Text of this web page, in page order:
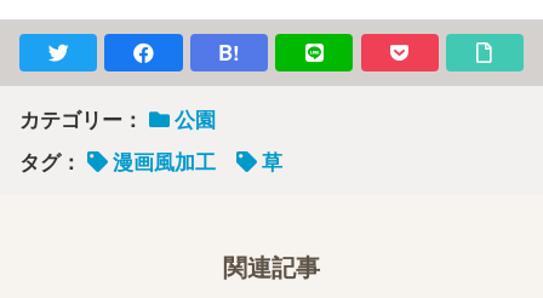
B!
カテゴリー：
公園
タグ：
漫画風加工 草
関連記事